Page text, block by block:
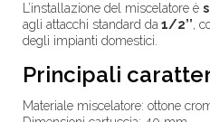
L’installazione del miscelatore è
agli attacchi standard da 1/2’’,
degli impianti domestici.
Principali
Materiale miscelatore: ottone